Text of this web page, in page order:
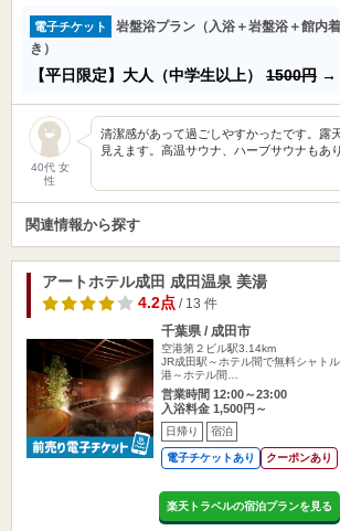
電子チケット
岩盤浴プラン（入浴＋岩盤浴＋館内
き）
【平日限定】大人（中学生以上） 1500円 →
40代 女
性
清潔感があって過ごしやすかったです。露
見えます。高温サウナ、ハーブサウナもあ
関連情報から探す
アートホテル成田 成田温泉 美湯
4.2点 / 13 件
千葉県 / 成田市
空港第２ビル駅3.14km
JR成田駅～ホテル間で無料シャト
港～ホテル間…
営業時間 12:00～23:00
入浴料金 1,500円～
日帰り 宿泊
電子チケットあり クーポンあり
楽天トラベルの宿泊プランを見る